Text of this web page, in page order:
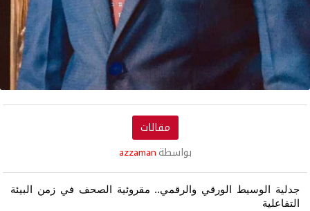
مقالات
بواسطة azzaman
جدلية الوسيط الورقي والرقمي.. مقروئية الصحف في زمن البيئة
التفاعلية